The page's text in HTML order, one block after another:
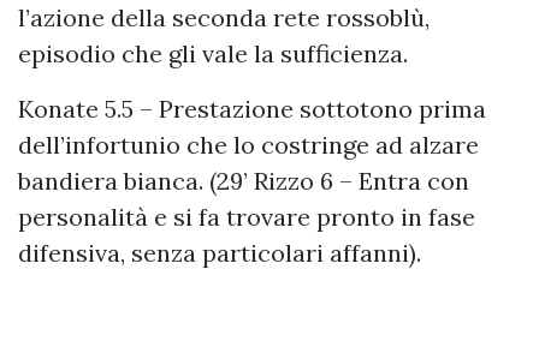
l’azione della seconda rete rossoblù,
episodio che gli vale la sufficienza.
Konate 5.5 – Prestazione sottotono prima
dell’infortunio che lo costringe ad alzare
bandiera bianca. (29’ Rizzo 6 – Entra con
personalità e si fa trovare pronto in fase
difensiva, senza particolari affanni).